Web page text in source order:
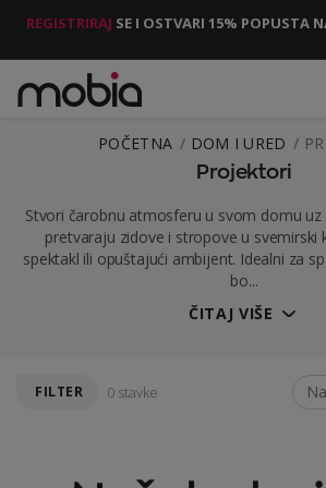
REGISTRIRAJ SE I OSTVARI 15% POPUSTA
POČETNA DOM I URED
Projektori
Stvori čarobnu atmosferu u svom domu
pretvaraju zidove i stropove u svemirski
spektakl ili opuštajući ambijent. Idealni za
bo...
ČITAJ VIŠE
FILTER 0 stavke